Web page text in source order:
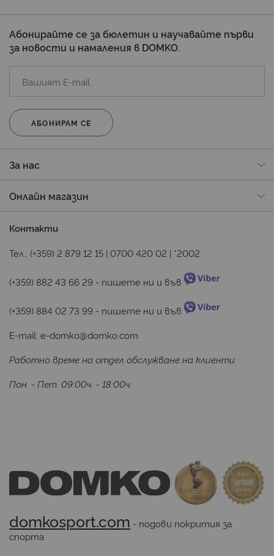
Абонирайте се за бюлетин и научавайте първи
за новости и намаления в DOMKO.
АБОНИРАМ СЕ
За нас
Онлайн магазин
Контакти
Тел.: (+359) 2 879 12 15 | 0700 420 02 | *2002
(+359) 882 43 66 29 - пишете ни и във
(+359) 884 02 73 99 - пишете ни и във
E-mail: e-domko@domko.com
Работно време на отдел обслужване на клиенти:
Пон. - Пет. 09:00ч. - 18:00ч.
domkosport.com - подови покрития за
спорта